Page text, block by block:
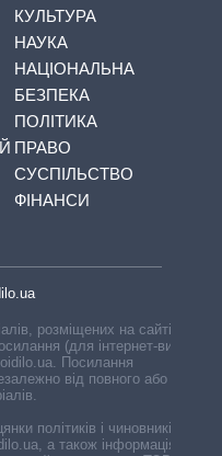
КУЛЬТУРА
НАУКА
НАЦІОНАЛЬНА
БЕЗПЕКА
ПОЛІТИКА
ПРАВО
СУСПІЛЬСТВО
ФІНАНСИ
розміщених на сайті,
(для інтернет-видань
Посилання
від повного або
політиків і чиновників,
а також інформація про